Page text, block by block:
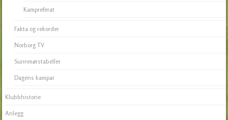
Kampreferat
Fakta og rekorder
Norborg TV
Sunnmørstabeller
Dagens kampar
Klubbhistorie
Anlegg